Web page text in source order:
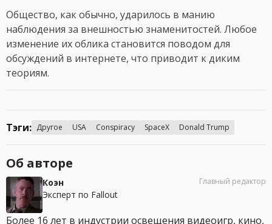
Общество, как обычно, ударилось в манию
наблюдения за внешностью знаменитостей. Любое
изменение их облика становится поводом для
обсуждений в интернете, что приводит к диким
теориям.
Тэги: Другое USA Conspiracy SpaceX Donald Trump
Об авторе
Коэн
Эксперт по Fallout
Главный редактор
Более 16 лет в индустрии освещения видеоигр, кино,